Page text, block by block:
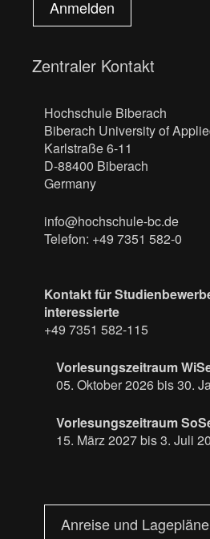
Anmelden
Zentraler Kontakt
Hochschule Biberach
Biberach University of
Karlstraße 6-11
D-88400 Biberach
Germany
info@hochschule-bc.de
Telefon: +49 7351 582-0
Kontakt für
interessierte
+49 7351 582-115
Vorlesungszeitraum
05. Oktober 2026 bis 30.
Vorlesungszeitraum
15. März 2027 bis 3. Juli
Anreise und Lagepläne